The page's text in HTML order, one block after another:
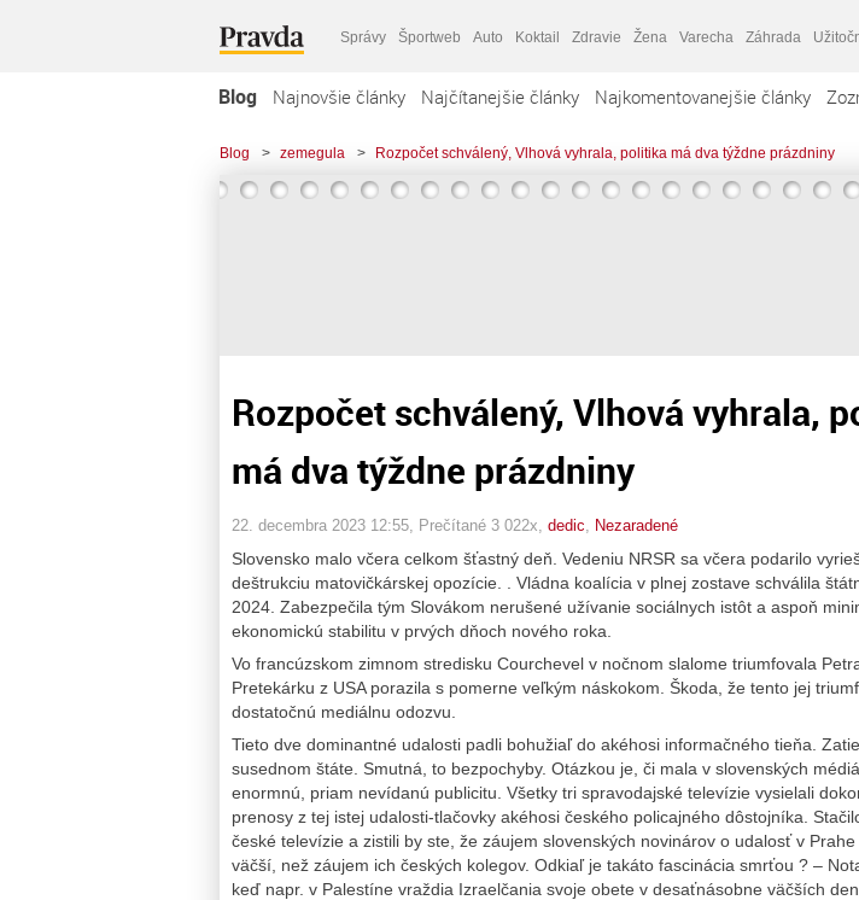
Správy Športweb Auto Koktail Zdravie Žena Varecha Záhrada
Blog Najnovšie články Najčítanejšie články Najkomentovanejšie články
Blog > zemegula > Rozpočet schválený, Vlhová vyhrala, politika má dva týždne prázdniny
Rozpočet schválený, Vlhová vyhrala,
má dva týždne prázdniny
22. decembra 2023 12:55 , Prečítané 3 022x, dedic Nezaradené
Slovensko malo včera celkom šťastný deň. Vedeniu NRSR sa včera podarilo
deštrukciu matovičkárskej opozície. . Vládna koalícia v plnej zostave schválila
2024. Zabezpečila tým Slovákom nerušené užívanie sociálnych istôt a aspoň
ekonomickú stabilitu v prvých dňoch nového roka.
Vo francúzskom zimnom stredisku Courchevel v nočnom slalome triumfovala
Pretekárku z USA porazila s pomerne veľkým náskokom. Škoda, že tento jej
dostatočnú mediálnu odozvu.
Tieto dve dominantné udalosti padli bohužiaľ do akéhosi informačného tieňa.
susednom štáte. Smutná, to bezpochyby. Otázkou je, či mala v slovenských
enormnú, priam nevídanú publicitu. Všetky tri spravodajské televízie vysielali
prenosy z tej istej udalosti-tlačovky akéhosi českého policajného dôstojníka.
české televízie a zistili by ste, že záujem slovenských novinárov o udalosť v
väčší, než záujem ich českých kolegov. Odkiaľ je takáto fascinácia smrťou ? –
keď napr. v Palestíne vraždia Izraelčania svoje obete v desaťnásobne väčších